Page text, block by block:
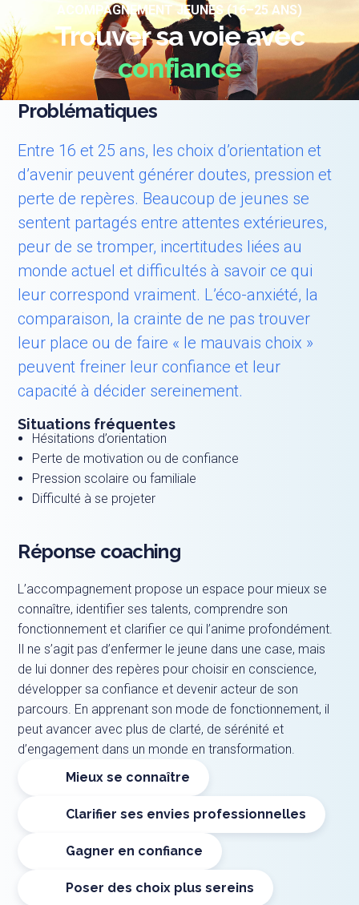
ACOMPAGNEMENT JEUNES (16–25 ANS)
Trouver sa voie avec
confiance
Problématiques
Entre 16 et 25 ans, les choix d’orientation et
d’avenir peuvent générer doutes, pression et
perte de repères. Beaucoup de jeunes se
sentent partagés entre attentes extérieures,
peur de se tromper, incertitudes liées au
monde actuel et difficultés à savoir ce qui
leur correspond vraiment. L’éco-anxiété, la
comparaison, la crainte de ne pas trouver
leur place ou de faire « le mauvais choix »
peuvent freiner leur confiance et leur
capacité à décider sereinement.
Situations fréquentes
Hésitations d’orientation
Perte de motivation ou de confiance
Pression scolaire ou familiale
Difficulté à se projeter
Réponse coaching
L’accompagnement propose un espace pour mieux se
connaître, identifier ses talents, comprendre son
fonctionnement et clarifier ce qui l’anime profondément.
Il ne s’agit pas d’enfermer le jeune dans une case, mais
de lui donner des repères pour choisir en conscience,
développer sa confiance et devenir acteur de son
parcours. En apprenant son mode de fonctionnement, il
peut avancer avec plus de clarté, de sérénité et
d’engagement dans un monde en transformation.
Mieux se connaître
Clarifier ses envies professionnelles
Gagner en confiance
Poser des choix plus sereins